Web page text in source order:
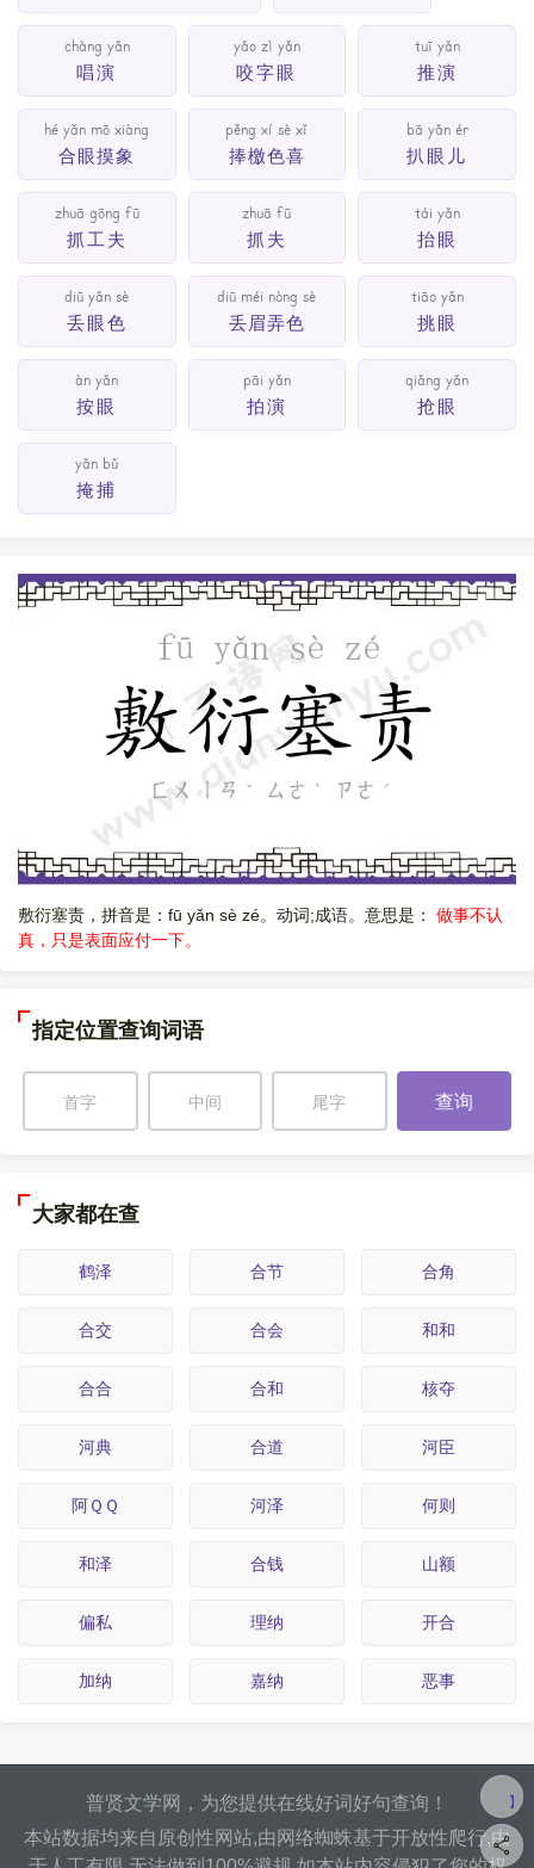
chàng yǎn
唱演
yǎo zì yǎn
咬字眼
tuī yǎn
推演
hé yǎn mō xiàng
合眼摸象
pěng xí sè xǐ
捧檄色喜
bā yǎn ér
扒眼儿
zhuā gōng fū
抓工夫
zhuā fū
抓夫
tái yǎn
抬眼
diū yǎn sè
丢眼色
diū méi nòng sè
丢眉弄色
tiāo yǎn
挑眼
àn yǎn
按眼
pāi yǎn
拍演
qiǎng yǎn
抢眼
yǎn bǔ
掩捕
敷衍塞责，拼音是：fū yǎn sè zé。动词;成语。意思是： 做事不认
真，只是表面应付一下。
指定位置查询词语
查询
大家都在查
鹤泽 合节 合角
合交 合会 和和
合合 合和 核夺
河典 合道 河臣
阿ＱＱ 河泽 何则
和泽 合钱 山额
偏私 理纳 开合
加纳 嘉纳 恶事
普贤文学网，为您提供在线好词好句查询！
本站数据均来自原创性网站,由网络蜘蛛基于开放性爬行,由